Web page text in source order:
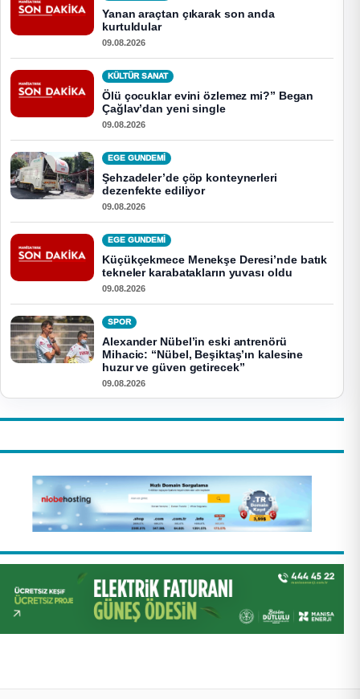
Yanan araçtan çıkarak son anda
kurtuldular
09.08.2026
KÜLTÜR SANAT
Ölü çocuklar evini özlemez mi?” Began
Çağlav’dan yeni single
09.08.2026
EGE GUNDEMİ
Şehzadeler’de çöp konteynerleri
dezenfekte ediliyor
09.08.2026
EGE GUNDEMİ
Küçükçekmece Menekşe Deresi’nde batık
tekneler karabatakların yuvası oldu
09.08.2026
SPOR
Alexander Nübel’in eski antrenörü
Mihacic: “Nübel, Beşiktaş’ın kalesine
huzur ve güven getirecek”
09.08.2026